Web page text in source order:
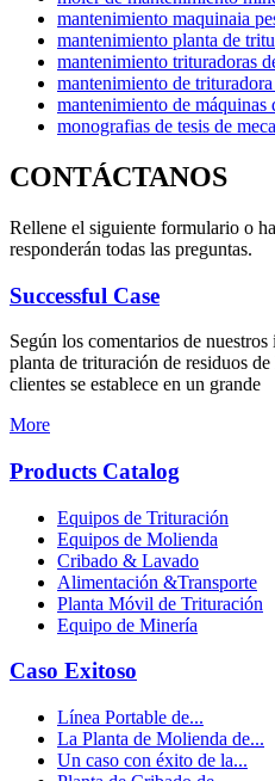
mantenimiento maquinaia
mantenimiento planta de
mantenimiento trituradoras
mantenimiento de
mantenimiento de máquinas
monografias de tesis de
CONTÁCTANOS
Rellene el siguiente formulario o
responderán todas las preguntas.
Successful Case
Según los comentarios de
planta de trituración de residuos
clientes se establece en un grande
More
Products Catalog
Equipos de Trituración
Equipos de Molienda
Cribado & Lavado
Alimentación &Transporte
Planta Móvil de Trituración
Equipo de Minería
Caso Exitoso
Línea Portable de...
La Planta de Molienda de...
Un caso con éxito de la...